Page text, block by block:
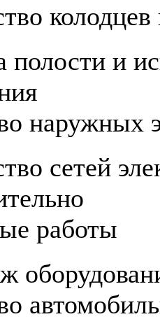
полости и
наружных
сетей
работы